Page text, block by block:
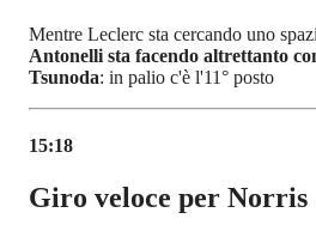
Mentre Leclerc sta cercando uno
Antonelli sta facendo altrettanto
Tsunoda: in palio c'è l'11° posto
15:18
Giro veloce per Norris